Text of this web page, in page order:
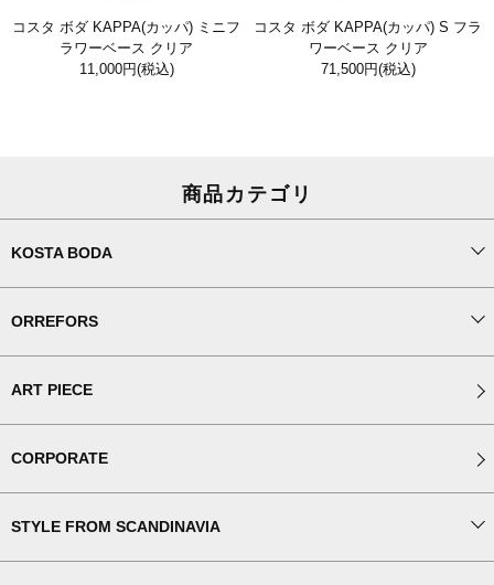
コスタ ボダ KAPPA(カッパ) ミニフ
ラワーベース クリア
11,000円(税込)
コスタ ボダ KAPPA(カッパ) S フラ
ワーベース クリア
71,500円(税込)
商品カテゴリ
KOSTA BODA
ORREFORS
ART PIECE
CORPORATE
STYLE FROM SCANDINAVIA